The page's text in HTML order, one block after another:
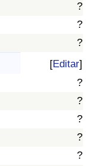
?
?
?
[Editar]
?
?
?
?
?